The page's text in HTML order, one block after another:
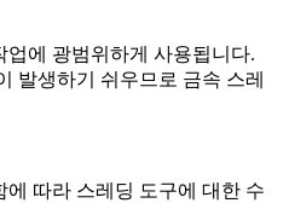
에 광범위하게 사용됩니다.
발생하기 쉬우므로 금속 스레
따라 스레딩 도구에 대한 수